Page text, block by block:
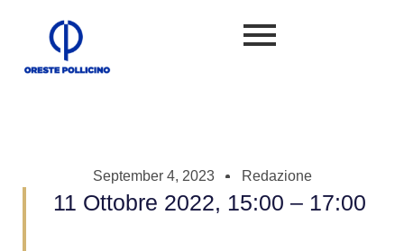
September 4, 2023 Redazione
11 Ottobre 2022, 15:00 – 17:00